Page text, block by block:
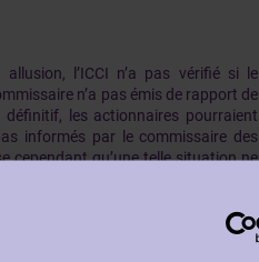
l’ICCI n’a pas vérifié si le
n’a pas émis de rapport de
les actionnaires pourraient
informés par le commissaire des
cependant qu’une telle situation ne